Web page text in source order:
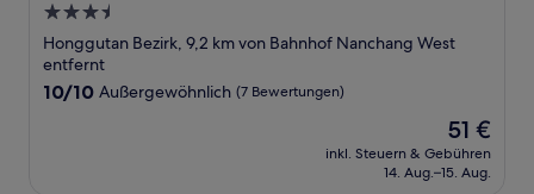
3.5-
Sterne-
Unterkunft
Honggutan Bezirk, 9,2 km von Bahnhof Nanchang West
entfernt
10.0
10/10 Außergewöhnlich (7 Bewertungen)
Der
Preis
beträgt
51 €
inkl. Steuern & Gebühren
14. Aug.–15. Aug.